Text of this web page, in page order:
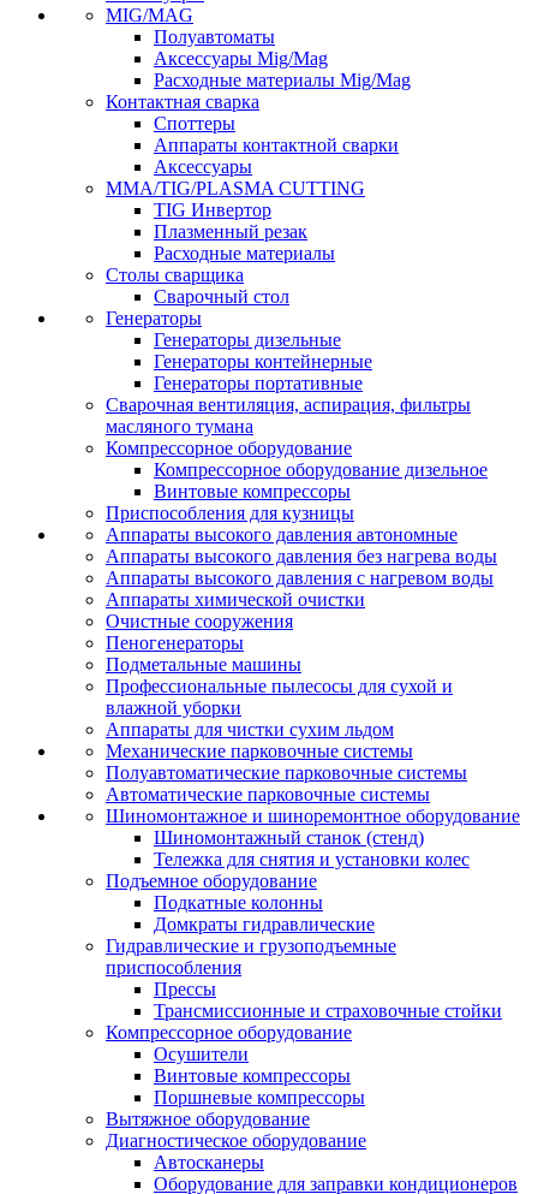
MIG/MAG
Полуавтоматы
Аксессуары Mig/Mag
Расходные материалы Mig/Mag
Контактная сварка
Споттеры
Аппараты контактной сварки
Аксессуары
MMA/TIG/PLASMA CUTTING
TIG Инвертор
Плазменный резак
Расходные материалы
Столы сварщика
Сварочный стол
Генераторы
Генераторы дизельные
Генераторы контейнерные
Генераторы портативные
Сварочная вентиляция, аспирация, фильтры
масляного тумана
Компрессорное оборудование
Компрессорное оборудование дизельное
Винтовые компрессоры
Приспособления для кузницы
Аппараты высокого давления автономные
Аппараты высокого давления без нагрева воды
Аппараты высокого давления с нагревом воды
Аппараты химической очистки
Очистные сооружения
Пеногенераторы
Подметальные машины
Профессиональные пылесосы для сухой и
влажной уборки
Аппараты для чистки сухим льдом
Механические парковочные системы
Полуавтоматические парковочные системы
Автоматические парковочные системы
Шиномонтажное и шиноремонтное оборудование
Шиномонтажный станок (стенд)
Тележка для снятия и установки колес
Подъемное оборудование
Подкатные колонны
Домкраты гидравлические
Гидравлические и грузоподъемные
приспособления
Прессы
Трансмиссионные и страховочные стойки
Компрессорное оборудование
Осушители
Винтовые компрессоры
Поршневые компрессоры
Вытяжное оборудование
Диагностическое оборудование
Автосканеры
Оборудование для заправки кондиционеров